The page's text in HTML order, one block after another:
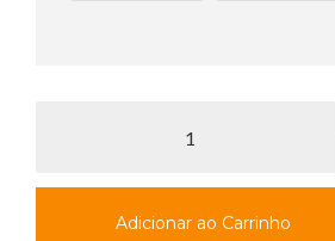
Adicionar ao Carrinho